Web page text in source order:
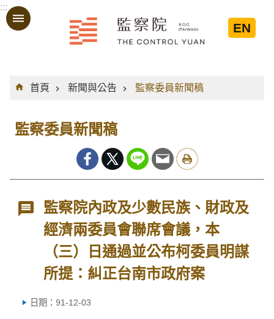
跳到主要內容區塊
:::
EN
:::
首頁
新聞與公告 監察委員新聞稿
監察委員新聞稿
監察院內政及少數民族、財政及
經濟兩委員會聯席會議，本
（三）日通過並公布柯委員明謀
所提：糾正台南市政府案
日期：91-12-03